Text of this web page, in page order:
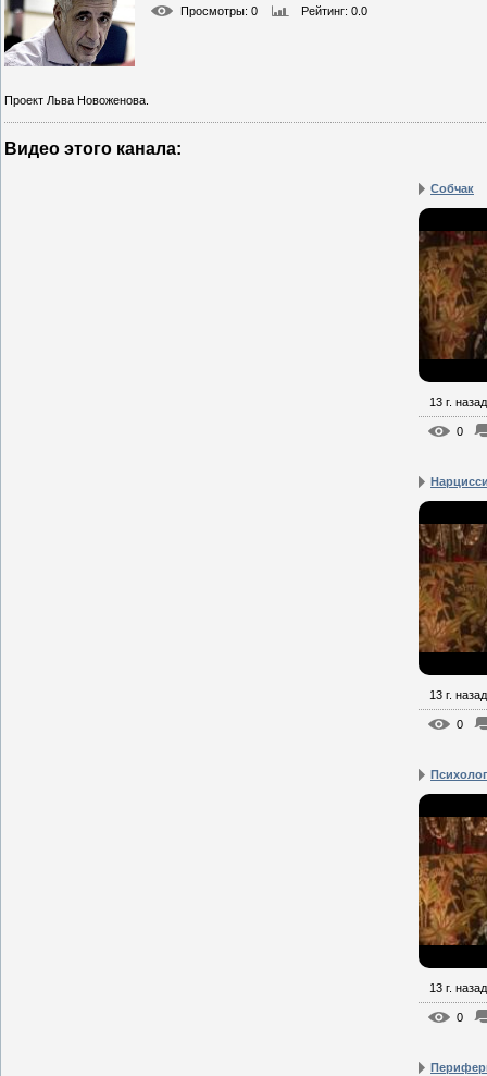
Просмотры: 0 Рейтинг: 0.0
Проект Льва Новоженова.
Видео этого канала:
Собчак
13 г. назад
0
13 г. назад
0
13 г. назад
0